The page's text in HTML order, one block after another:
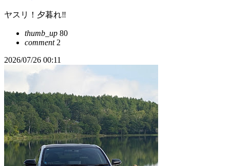
ヤスリ！夕暮れ‼️
thumb_up 80
comment2
2026/07/26 00:11